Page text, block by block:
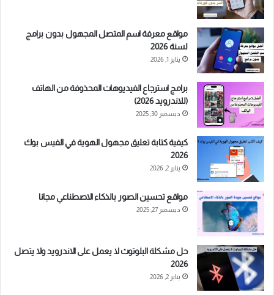
مواقع معرفة اسم المتصل المجهول بدون برامج
لسنة 2026
يناير 1, 2026
برامج استرجاع الفيديوهات المحذوفة من الهاتف
(للاندرويد 2026)
ديسمبر 30, 2025
كيفية كتابة تعليق مجهول الهوية في الفيس بوك
2026
يناير 2, 2026
مواقع تحسين الصور بالذكاء الاصطناعي مجانا
ديسمبر 27, 2025
حل مشكلة البلوتوث لا يعمل على الاندرويد ولا يتصل
2026
يناير 2, 2026